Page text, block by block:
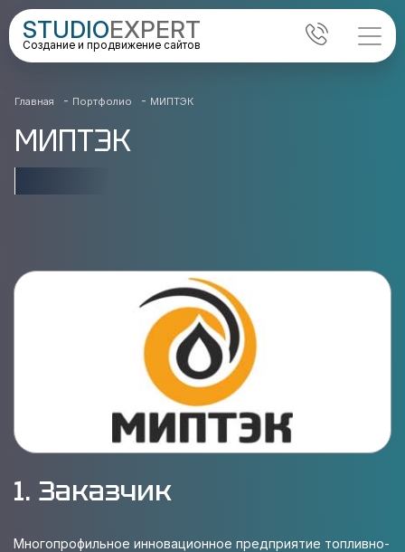
STUDIOEXPERT
Создание и продвижение сайтов
Главная - Портфолио - МИПТЭК
МИПТЭК
1. Заказчик
Многопрофильное инновационное предприятие топливно-